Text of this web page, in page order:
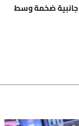
جانبية ضخمة وسط